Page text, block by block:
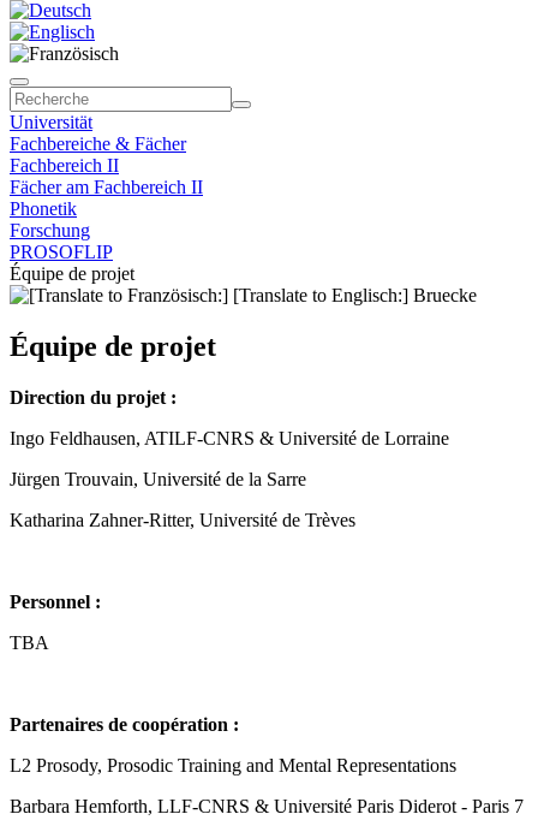
Universität
Fachbereiche & Fächer
Fachbereich II
Fächer am Fachbereich II
Phonetik
Forschung
PROSOFLIP
Équipe de projet
Équipe de projet
Direction du projet :
Ingo Feldhausen, ATILF-CNRS & Université de Lorraine
Jürgen Trouvain, Université de la Sarre
Katharina Zahner-Ritter, Université de Trèves
Personnel :
TBA
Partenaires de coopération :
L2 Prosody, Prosodic Training and Mental Representations
Barbara Hemforth, LLF-CNRS & Université Paris Diderot - Paris 7